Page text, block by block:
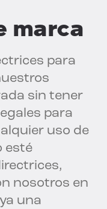
marca
para
sin tener
para
uso de
esté
nosotros en
una